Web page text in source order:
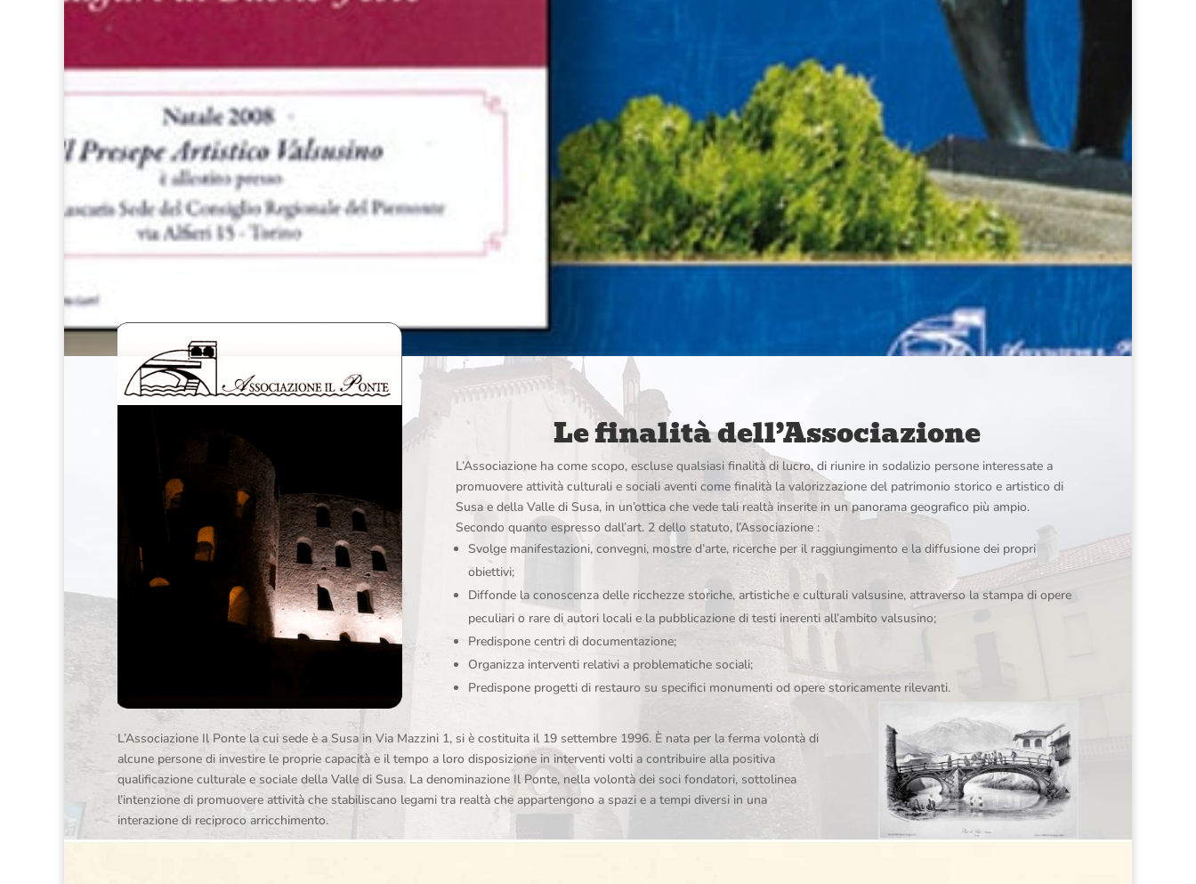
Le finalità dell’Associazione
L’Associazione ha come scopo, escluse qualsiasi finalità di lucro, di riunire in sodalizio persone interessate a
promuovere attività culturali e sociali aventi come finalità la valorizzazione del patrimonio storico e artistico di
Susa e della Valle di Susa, in un’ottica che vede tali realtà inserite in un panorama geografico più ampio.
Secondo quanto espresso dall’art. 2 dello statuto, l’Associazione :
Svolge manifestazioni, convegni, mostre d’arte, ricerche per il raggiungimento e la diffusione dei propri
obiettivi;
Diffonde la conoscenza delle ricchezze storiche, artistiche e culturali valsusine, attraverso la stampa di opere
peculiari o rare di autori locali e la pubblicazione di testi inerenti all’ambito valsusino;
Predispone centri di documentazione;
Organizza interventi relativi a problematiche sociali;
Predispone progetti di restauro su specifici monumenti od opere storicamente rilevanti.
L’Associazione Il Ponte la cui sede è a Susa in Via Mazzini 1, si è costituita il 19 settembre 1996. È nata per la ferma volontà di
alcune persone di investire le proprie capacità e il tempo a loro disposizione in interventi volti a contribuire alla positiva
qualificazione culturale e sociale della Valle di Susa. La denominazione Il Ponte, nella volontà dei soci fondatori, sottolinea
l’intenzione di promuovere attività che stabiliscano legami tra realtà che appartengono a spazi e a tempi diversi in una
interazione di reciproco arricchimento.